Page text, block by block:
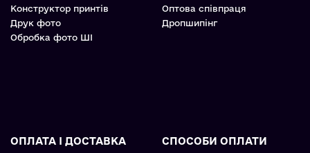
Конструктор принтів
Друк фото
Обробка фото ШІ
Оптова співпраця
Дропшипінг
ОПЛАТА І ДОСТАВКА СПОСОБИ ОПЛАТИ